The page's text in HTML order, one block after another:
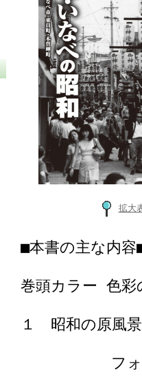
拡大
■本書の主な内容
巻頭カラー 色彩
１ 昭和の原風景
フォトコ